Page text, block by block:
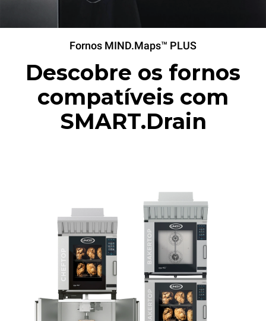
Fornos MIND.Maps™ PLUS
Descobre os fornos
compatíveis com
SMART.Drain